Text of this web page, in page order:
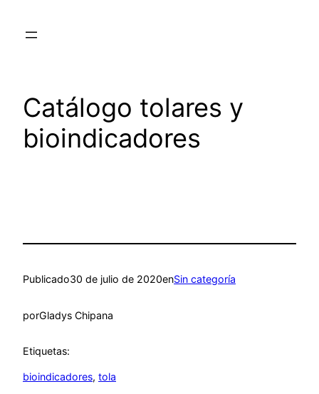
Catálogo tolares y
bioindicadores
Publicado30 de julio de 2020enSin categoría
porGladys Chipana
Etiquetas:
bioindicadores, tola